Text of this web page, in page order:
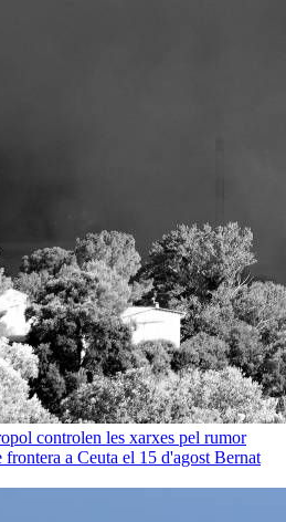
controlen les xarxes pel rumor
a Ceuta el 15 d'agost Bernat